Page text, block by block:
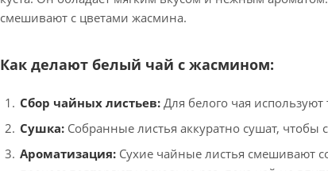
смешивают с цветами жасмина.
Как делают белый чай с жасмином:
Сбор чайных листьев: Для белого чая
Сушка: Собранные листья аккуратно сушат,
Ароматизация: Сухие чайные листья смешивают